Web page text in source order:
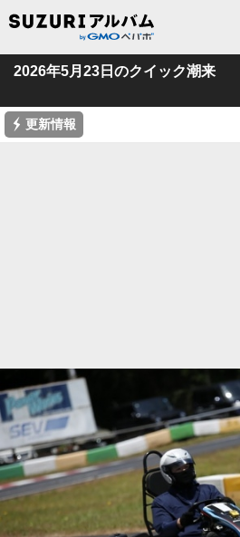
2026年5月23日のクイック潮来
⚡ 更新情報